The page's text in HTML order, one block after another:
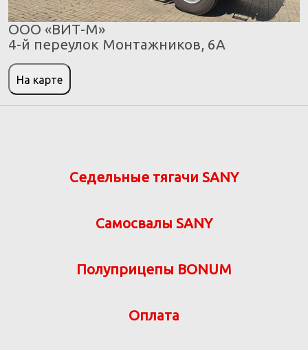
ООО «ВИТ-М»
4-й переулок Монтажников, 6А
На карте
Седельные тягачи SANY
Самосвалы SANY
Полуприцепы BONUM
Оплата